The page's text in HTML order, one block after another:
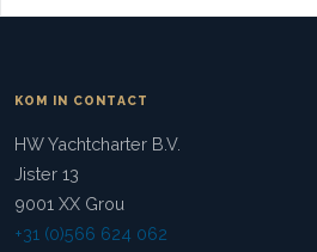
KOM IN CONTACT
HW Yachtcharter B.V.
Jister 13
9001 XX Grou
+31 (0)566 624 062